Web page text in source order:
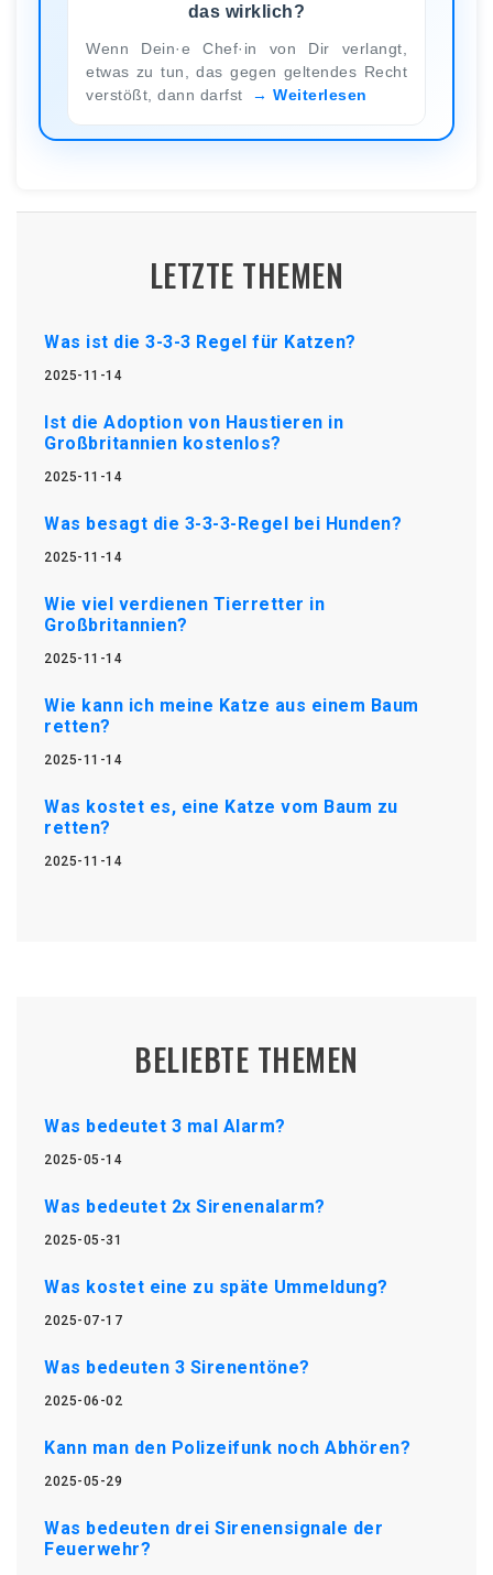
das wirklich?
Wenn Dein·e Chef·in von Dir verlangt,
etwas zu tun, das gegen geltendes Recht
verstößt, dann darfst
Weiterlesen
LETZTE THEMEN
Was ist die 3-3-3 Regel für Katzen?
2025-11-14
Ist die Adoption von Haustieren in
Großbritannien kostenlos?
2025-11-14
Was besagt die 3-3-3-Regel bei Hunden?
2025-11-14
Wie viel verdienen Tierretter in
Großbritannien?
2025-11-14
Wie kann ich meine Katze aus einem Baum
retten?
2025-11-14
Was kostet es, eine Katze vom Baum zu
retten?
2025-11-14
BELIEBTE THEMEN
Was bedeutet 3 mal Alarm?
2025-05-14
Was bedeutet 2x Sirenenalarm?
2025-05-31
Was kostet eine zu späte Ummeldung?
2025-07-17
Was bedeuten 3 Sirenentöne?
2025-06-02
Kann man den Polizeifunk noch Abhören?
2025-05-29
Was bedeuten drei Sirenensignale der
Feuerwehr?